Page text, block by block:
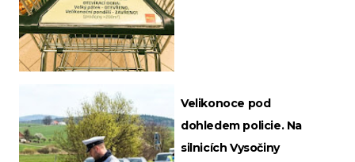
Velikonoce pod
dohledem policie. Na
silnicích Vysočiny